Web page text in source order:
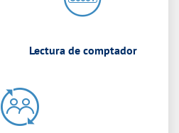
Lectura de comptador